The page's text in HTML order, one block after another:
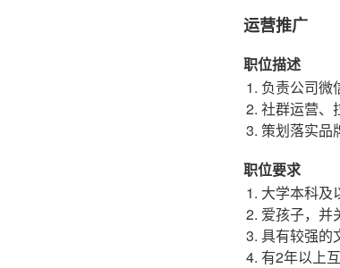
运营推广
职位描述
负责公司微
社群运营、
策划落实品
职位要求
大学本科及
爱孩子，并
具有较强的
有2年以上